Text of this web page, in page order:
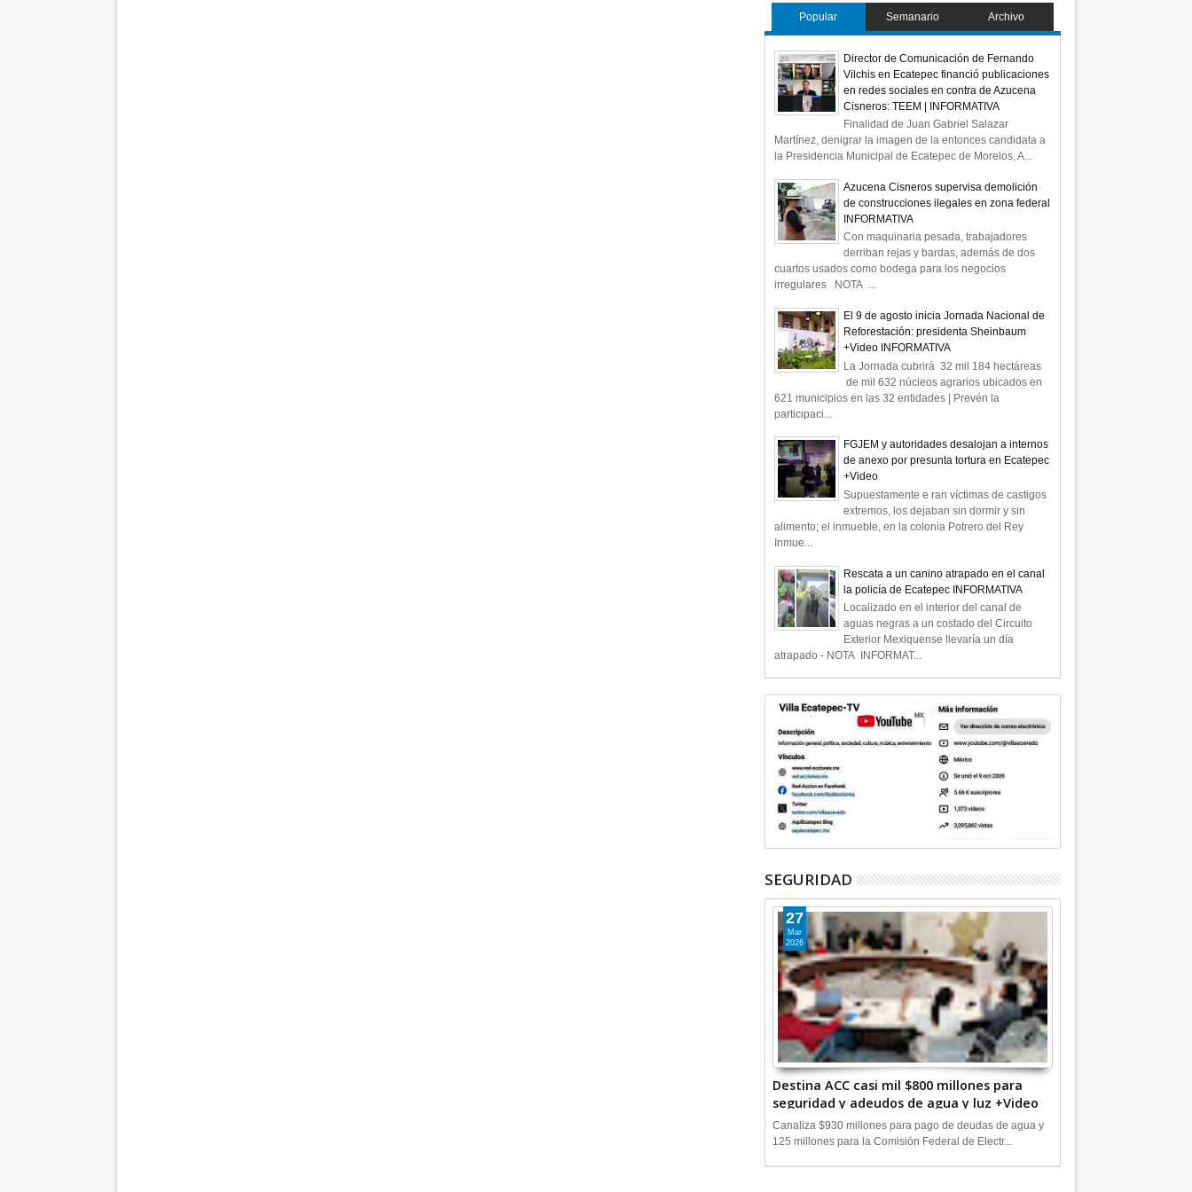
Popular Semanario Archivo
Director de Comunicación de Fernando
Vilchis en Ecatepec financió publicaciones
en redes sociales en contra de Azucena
Cisneros: TEEM | INFORMATIVA
Finalidad de Juan Gabriel Salazar
Martínez, denigrar la imagen de la entonces candidata a
la Presidencia Municipal de Ecatepec de Morelos, A...
Azucena Cisneros supervisa demolición
de construcciones ilegales en zona federal
INFORMATIVA
Con maquinaria pesada, trabajadores
derriban rejas y bardas, además de dos
cuartos usados como bodega para los negocios
irregulares NOTA ...
El 9 de agosto inicia Jornada Nacional de
Reforestación: presidenta Sheinbaum
+Video INFORMATIVA
La Jornada cubrirá 32 mil 184 hectáreas
de mil 632 núcleos agrarios ubicados en
621 municipios en las 32 entidades | Prevén la
participaci...
FGJEM y autoridades desalojan a internos
de anexo por presunta tortura en Ecatepec
+Video
Supuestamente e ran víctimas de castigos
extremos, los dejaban sin dormir y sin
alimento; el inmueble, en la colonia Potrero del Rey
Inmue...
Rescata a un canino atrapado en el canal
la policía de Ecatepec INFORMATIVA
Localizado en el interior del canal de
aguas negras a un costado del Circuito
Exterior Mexiquense llevaría un día
atrapado - NOTA INFORMAT...
SEGURIDAD
Destina ACC casi mil $800 millones para
seguridad y adeudos de agua y luz +Video
27
Mar
2026
Canaliza $930 millones para pago de deudas de agua y
125 millones para la Comisión Federal de Electr...